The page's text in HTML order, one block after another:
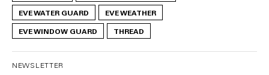
EVE WATER GUARD
EVE WEATHER
EVE WINDOW GUARD
THREAD
NEWSLETTER